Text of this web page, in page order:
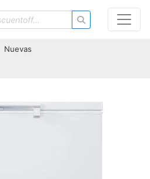
Nuevas